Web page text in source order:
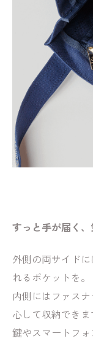
すっと手が届く
外側の両サイド
れるポケットを。
内側にはファス
心して収納できま
鍵やスマートフォ